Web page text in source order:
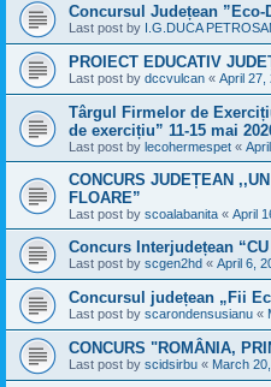
Concursul Județean ”Eco-
Last post by I.G.DUCA
PROIECT EDUCATIV
Last post by dccvulcan « April 27,
Târgul Firmelor de
de exercițiu” 11-15 mai
Last post by lecohermespet «
CONCURS JUDEȚEAN
FLOARE”
Last post by scoalabanita « April
Concurs Interjudețean
Last post by scgen2hd « April 6,
Concursul județean „Fii
Last post by scarondensusianu «
CONCURS "ROMÂNIA,
Last post by scidsirbu « March